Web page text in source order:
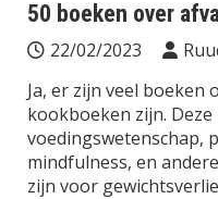
50 boeken over
22/02/2023
Ja, er zijn veel boeken
kookboeken zijn.
voedingswetenschap,
mindfulness, en
zijn voor